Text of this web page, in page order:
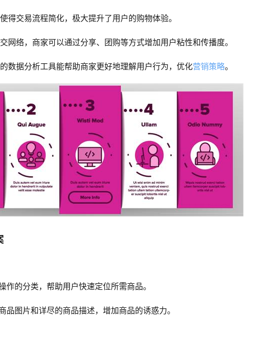
得交易流程简化，极大提升了用户的购物体验。
网络，商家可以通过分享、团购等方式增加用户粘性和传播度。
数据分析工具能帮助商家更好地理解用户行为，优化营销策略。
的分类，帮助用户快速定位所需商品。
图片和详尽的商品描述，增加商品的诱惑力。